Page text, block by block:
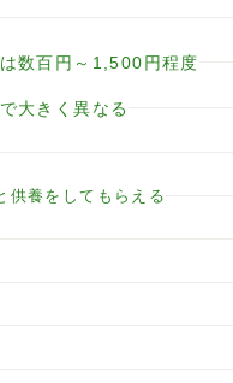
数百円～1,500円程度
大きく異なる
供養をしてもらえる